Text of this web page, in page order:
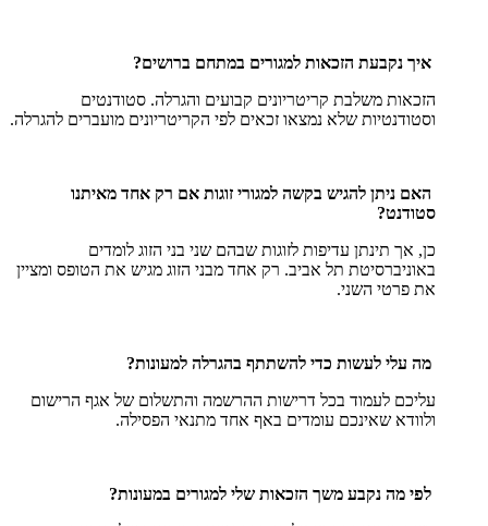
איך נקבעת הזכאות למגורים במתחם ברושים?
הזכאות משלבת קריטריונים קבועים והגרלה. סטודנטים
וסטודנטיות שלא נמצאו זכאים לפי הקריטריונים מועברים להגרלה.
האם ניתן להגיש בקשה למגורי זוגות אם רק אחד מאיתנו
סטודנט?
כן, אך תינתן עדיפות לזוגות שבהם שני בני הזוג לומדים
באוניברסיטת תל אביב. רק אחד מבני הזוג מגיש את הטופס ומציין
את פרטי השני.
מה עלי לעשות כדי להשתתף בהגרלה למעונות?
עליכם לעמוד בכל דרישות ההרשמה והתשלום של אגף הרישום
ולוודא שאינכם עומדים באף אחד מתנאי הפסילה.
לפי מה נקבע משך הזכאות שלי למגורים במעונות?